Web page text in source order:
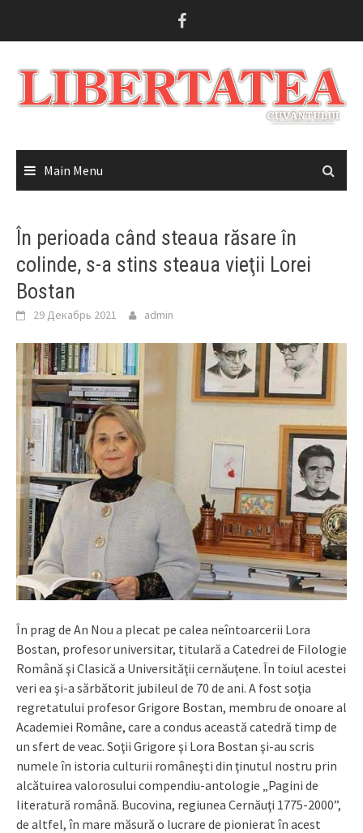
Main Menu
În perioada când steaua răsare în
colinde, s-a stins steaua vieţii Lorei
Bostan
29 Декабрь 2021 admin
În prag de An Nou a plecat pe calea neîntoarcerii Lora
Bostan, profesor universitar, titulară a Catedrei de Filologie
Română şi Clasică a Universităţii cernăuţene. În toiul acestei
veri ea şi-a sărbătorit jubileul de 70 de ani. A fost soţia
regretatului profesor Grigore Bostan, membru de onoare al
Academiei Române, care a condus această catedră timp de
un sfert de veac. Soţii Grigore şi Lora Bostan şi-au scris
numele în istoria culturii româneşti din ţinutul nostru prin
alcătuirea valorosului compendiu-antologie „Pagini de
literatură română. Bucovina, regiunea Cernăuţi 1775-2000”,
de altfel, în mare măsură o lucrare de pionierat în acest